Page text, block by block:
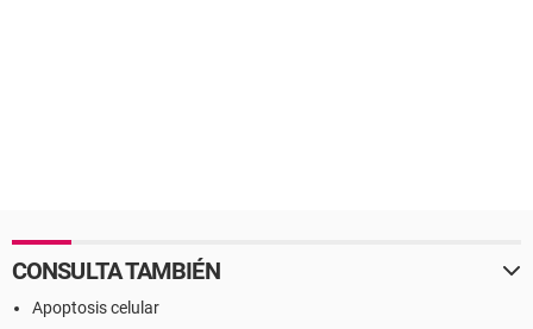
CONSULTA TAMBIÉN
Apoptosis celular